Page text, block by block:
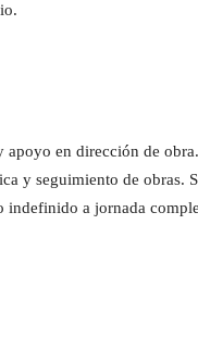
en dirección de
y seguimiento de obras.
indefinido a jornada